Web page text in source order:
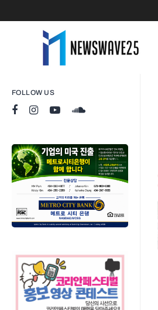
FOLLOW US